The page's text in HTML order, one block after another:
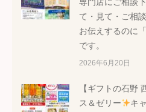
専門店にご相談
て・見て・ご相
お伝えするのに
です。
2026年6月20日
【ギフトの石野
ス＆ゼリー
キ